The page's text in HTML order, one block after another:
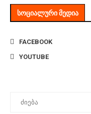
ᲡᲝᲪᲘᲐᲚᲣᲠᲘ ᲛᲔᲓᲘᲐ
FACEBOOK
YOUTUBE